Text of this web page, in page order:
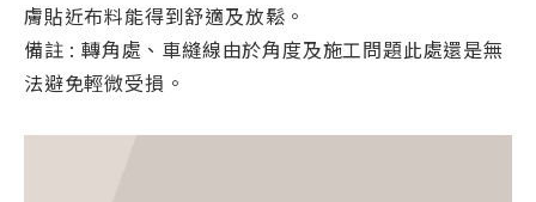
膚貼近布料能得到舒適及放鬆。
備註 : 轉角處、車縫線由於角度及施工問題此處還是無
法避免輕微受損。